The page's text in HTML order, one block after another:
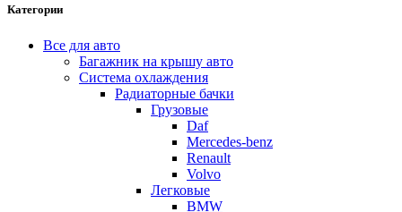
Категории
Все для авто
Багажник на крышу авто
Система охлаждения
Радиаторные бачки
Грузовые
Daf
Mercedes-benz
Renault
Volvo
Легковые
BMW